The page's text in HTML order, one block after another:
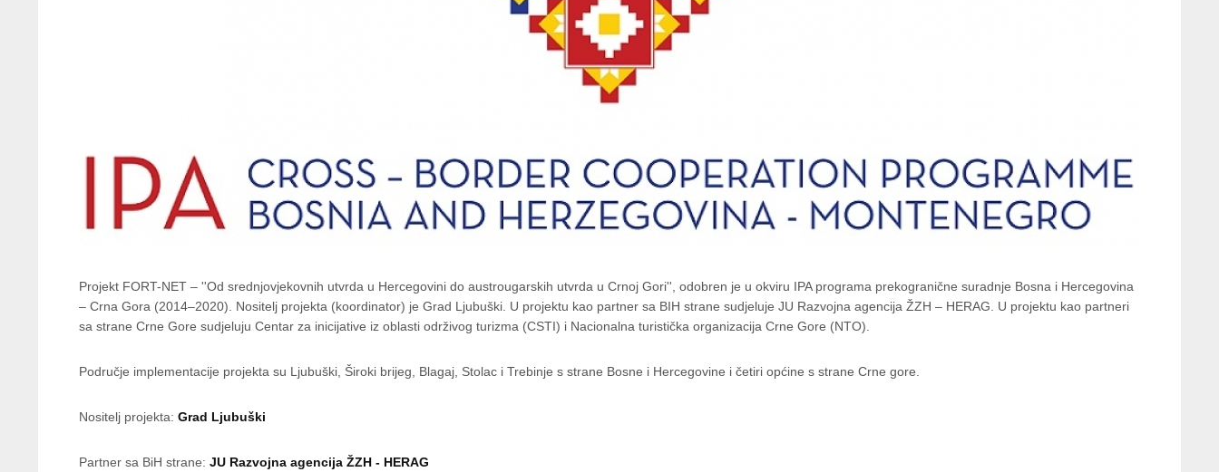
Projekt FORT-NET – ''Od srednjovjekovnih utvrda u Hercegovini do austrougarskih utvrda u Crnoj Gori'', odobren je u okviru IPA programa prekogranične suradnje Bosna i Hercegovina
– Crna Gora (2014–2020). Nositelj projekta (koordinator) je Grad Ljubuški. U projektu kao partner sa BIH strane sudjeluje JU Razvojna agencija ŽZH – HERAG. U projektu kao partneri
sa strane Crne Gore sudjeluju Centar za inicijative iz oblasti održivog turizma (CSTI) i Nacionalna turistička organizacija Crne Gore (NTO).
Područje implementacije projekta su Ljubuški, Široki brijeg, Blagaj, Stolac i Trebinje s strane Bosne i Hercegovine i četiri općine s strane Crne gore.
Nositelj projekta: Grad Ljubuški
Partner sa BiH strane: JU Razvojna agencija ŽZH - HERAG